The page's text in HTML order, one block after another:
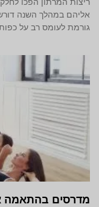
ריצות המרתון הפכו
אליהם במהלך השנה
גורמת לעומס רב על
מדרסים בהתאמה